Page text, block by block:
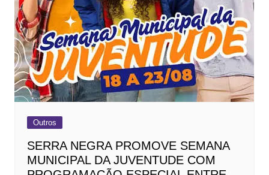
Outros
SERRA NEGRA PROMOVE SEMANA
MUNICIPAL DA JUVENTUDE COM